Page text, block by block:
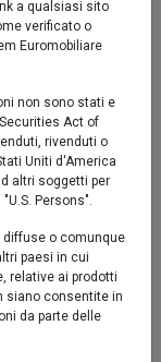
0,34%
-0,18%
0,50%
0,07%
a qualsiasi sito
verificato o
Euromobiliare
non sono stati e
Act of
rivenduti o
Uniti d'America
altri soggetti per
Persons".
diffuse o comunque
paesi in cui
relative ai prodotti
siano consentite in
da parte delle